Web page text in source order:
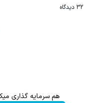
32 دیدگاه
هم سرمایه گذاری